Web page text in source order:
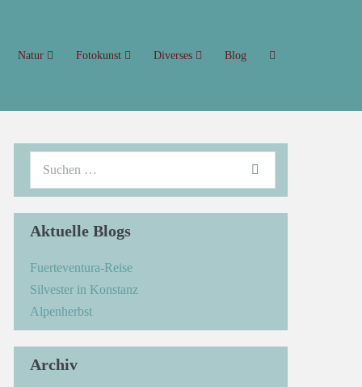
Natur Fotokunst Diverses Blog
Aktuelle Blogs
Fuerteventura-Reise
Silvester in Konstanz
Alpenherbst
Archiv